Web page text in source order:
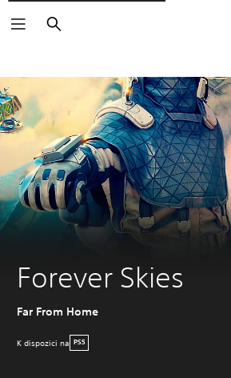
Vyhledat
Forever Skies
Far From Home
K dispozici na PS5